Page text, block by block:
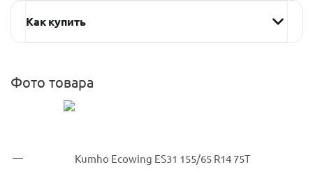
Как купить
Фото товара